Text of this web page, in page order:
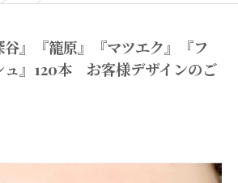
谷』『籠原』『マツエク』『フ
ュ』120本 お客様デザインのご